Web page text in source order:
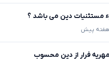
مستثنیات دین می باشد ؟
مهریه فرار از دین محسوب